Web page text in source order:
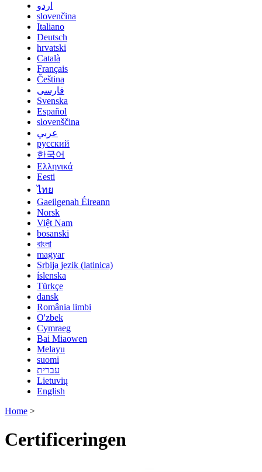
اردو
slovenčina
Italiano
Deutsch
hrvatski
Català
Français
Čeština
فارسی
Svenska
Español
slovenščina
عربي
русский
한국어
Ελληνικά
Eesti
ไทย
Gaeilgenah Éireann
Norsk
Việt Nam
bosanski
বাংলা
magyar
Srbija jezik (latinica)
íslenska
Türkçe
dansk
România limbi
O'zbek
Cymraeg
Bai Miaowen
Melayu
suomi
עברית
Lietuvių
English
Home >
Certificeringen